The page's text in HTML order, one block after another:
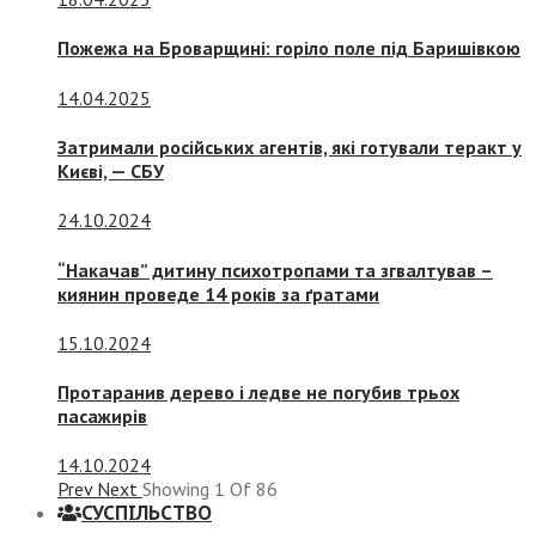
Пожежа на Броварщині: горіло поле під Баришівкою
14.04.2025
Затримали російських агентів, які готували теракт у
Києві, — СБУ
24.10.2024
“Накачав” дитину психотропами та згвалтував –
киянин проведе 14 років за ґратами
15.10.2024
Протаранив дерево і ледве не погубив трьох
пасажирів
14.10.2024
Prev Next Showing 1 Of 86
СУСПIЛЬСТВО